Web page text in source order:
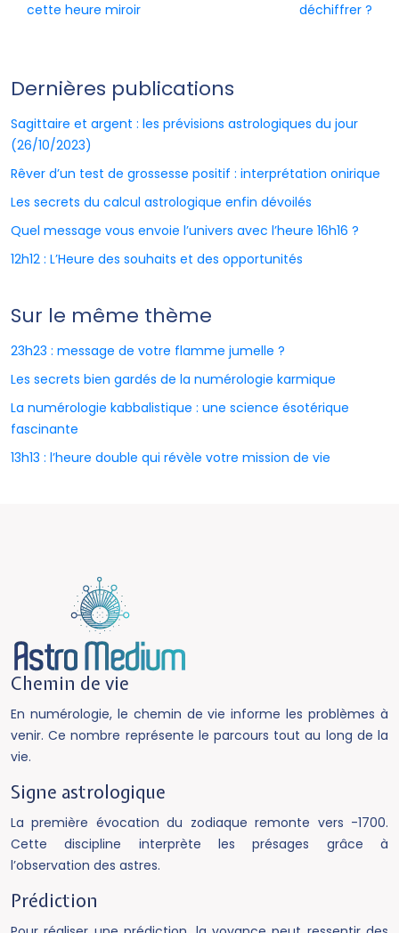
cette heure miroir
déchiffrer ?
Dernières publications
Sagittaire et argent : les prévisions astrologiques du jour
(26/10/2023)
Rêver d’un test de grossesse positif : interprétation onirique
Les secrets du calcul astrologique enfin dévoilés
Quel message vous envoie l’univers avec l’heure 16h16 ?
12h12 : L’Heure des souhaits et des opportunités
Sur le même thème
23h23 : message de votre flamme jumelle ?
Les secrets bien gardés de la numérologie karmique
La numérologie kabbalistique : une science ésotérique
fascinante
13h13 : l’heure double qui révèle votre mission de vie
Chemin de vie
En numérologie, le chemin de vie informe les problèmes à
venir. Ce nombre représente le parcours tout au long de la
vie.
Signe astrologique
La première évocation du zodiaque remonte vers -1700.
Cette discipline interprète les présages grâce à
l’observation des astres.
Prédiction